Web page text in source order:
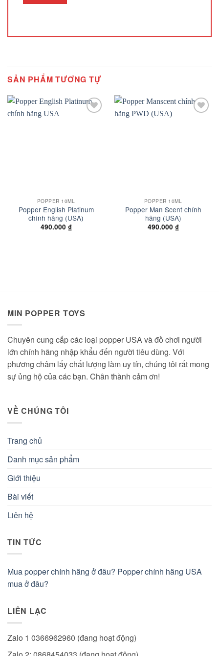
SẢN PHẨM TƯƠNG TỰ
POPPER 10ML
Popper English Platinum
chính hãng (USA)
490.000 ₫
POPPER 10ML
Popper Man Scent chính
hãng (USA)
490.000 ₫
MIN POPPER TOYS
Chuyên cung cấp các loại popper USA và đồ chơi người
lớn chính hãng nhập khẩu đến người tiêu dùng. Với
phương châm lấy chất lượng làm uy tín, chúng tôi rất mong
sự ủng hộ của các bạn. Chân thành cảm ơn!
VỀ CHÚNG TÔI
Trang chủ
Danh mục sản phẩm
Giới thiệu
Bài viết
Liên hệ
TIN TỨC
Mua popper chính hãng ở đâu? Popper chính hãng USA
mua ở đâu?
LIÊN LẠC
Zalo 1 0366962960 (đang hoạt động)